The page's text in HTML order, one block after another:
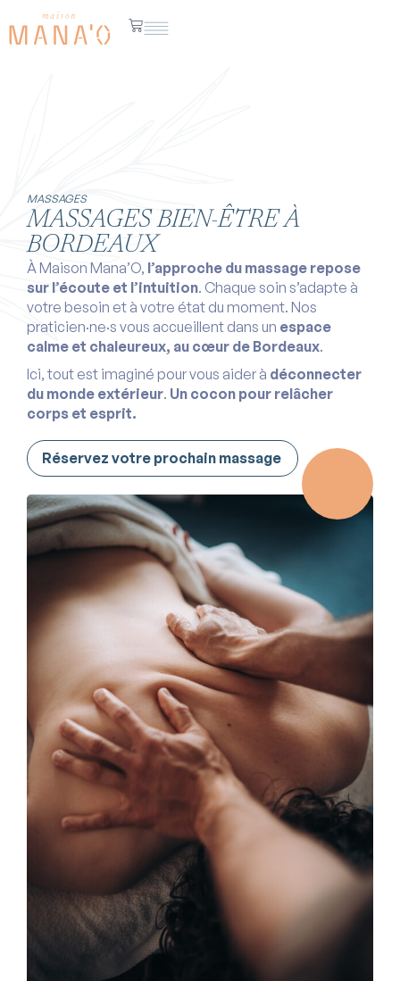
MASSAGES
MASSAGES BIEN-ÊTRE À
BORDEAUX
À Maison Mana’O, l’approche du massage repose
sur l’écoute et l’intuition. Chaque soin s’adapte à
votre besoin et à votre état du moment. Nos
praticien·ne·s vous accueillent dans un espace
calme et chaleureux, au cœur de Bordeaux.
Ici, tout est imaginé pour vous aider à déconnecter
du monde extérieur. Un cocon pour relâcher
corps et esprit.
Réservez votre prochain massage